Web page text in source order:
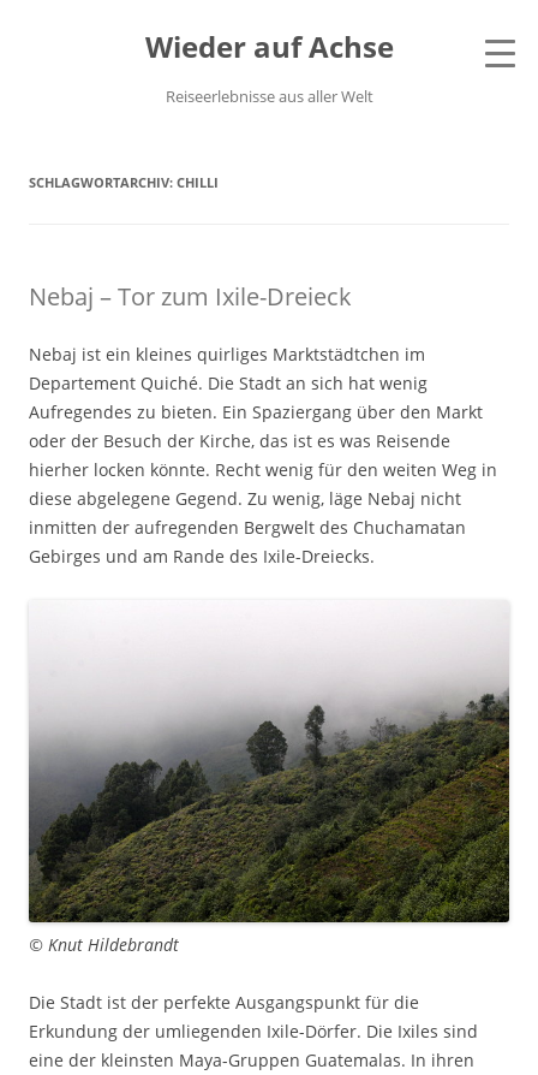
Wieder auf Achse
Reiseerlebnisse aus aller Welt
SCHLAGWORTARCHIV: CHILLI
Nebaj – Tor zum Ixile-Dreieck
Nebaj ist ein kleines quirliges Marktstädtchen im
Departement Quiché. Die Stadt an sich hat wenig
Aufregendes zu bieten. Ein Spaziergang über den Markt
oder der Besuch der Kirche, das ist es was Reisende
hierher locken könnte. Recht wenig für den weiten Weg in
diese abgelegene Gegend. Zu wenig, läge Nebaj nicht
inmitten der aufregenden Bergwelt des Chuchamatan
Gebirges und am Rande des Ixile-Dreiecks.
© Knut Hildebrandt
Die Stadt ist der perfekte Ausgangspunkt für die
Erkundung der umliegenden Ixile-Dörfer. Die Ixiles sind
eine der kleinsten Maya-Gruppen Guatemalas. In ihren